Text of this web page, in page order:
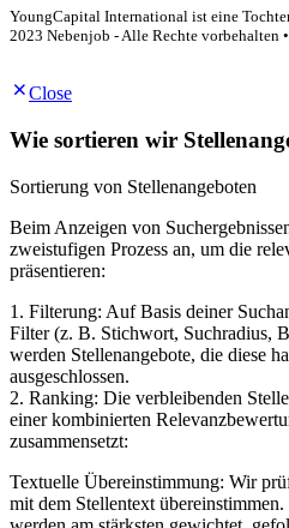
YoungCapital International ist eine
2023 Nebenjob - Alle Rechte vorbehalten •
Close
Wie sortieren wir
Sortierung von Stellenangeboten
Beim Anzeigen von
zweistufigen Prozess an, um die
präsentieren:
1. Filterung: Auf Basis deiner
Filter (z. B. Stichwort, Suchradius,
werden Stellenangebote, die diese
ausgeschlossen.
2. Ranking: Die verbleibenden
einer kombinierten
zusammensetzt:
Textuelle Übereinstimmung: Wir
mit dem Stellentext